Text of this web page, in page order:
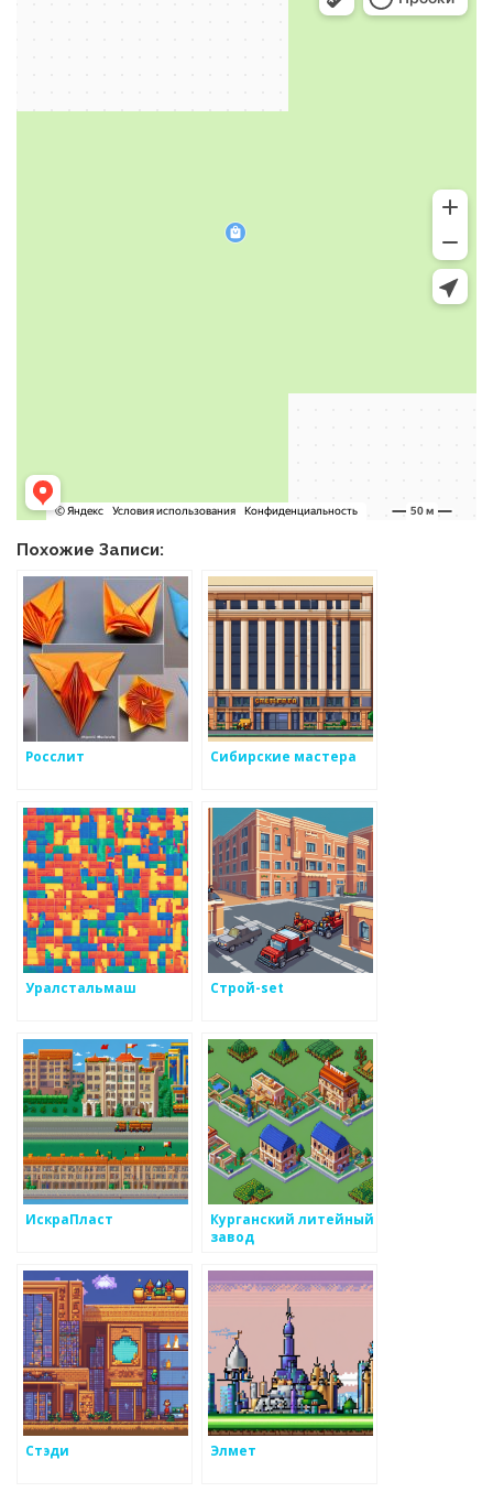
Похожие Записи:
Росслит Сибирские мастера
Уралстальмаш Строй-set
ИскраПласт
Курганский литейный
завод
Стэди Элмет